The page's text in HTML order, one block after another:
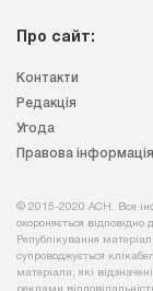
Про сайт:
Контакти
Редакція
Угода
Правова інформація
© 2015-2020 АСН. Вся
охороняється
Републікування
супроводжується
матеріали, які